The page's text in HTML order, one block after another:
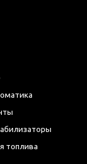
топлива